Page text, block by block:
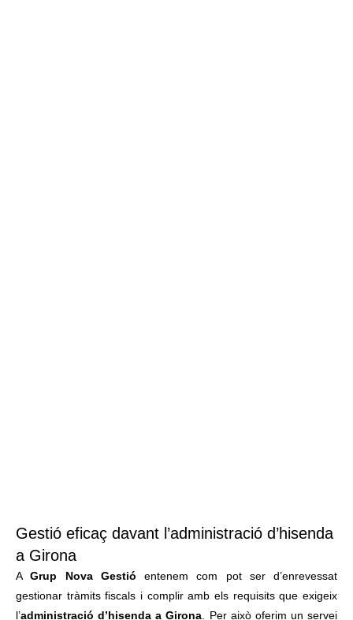
Gestió eficaç davant l’administració d’hisenda
a Girona
AGrup Nova Gestió entenem com pot ser d’enrevessat
gestionar tràmits fiscals i complir amb els requisits que exigeix
l’administració d’hisenda a Girona . Per això oferim un servei